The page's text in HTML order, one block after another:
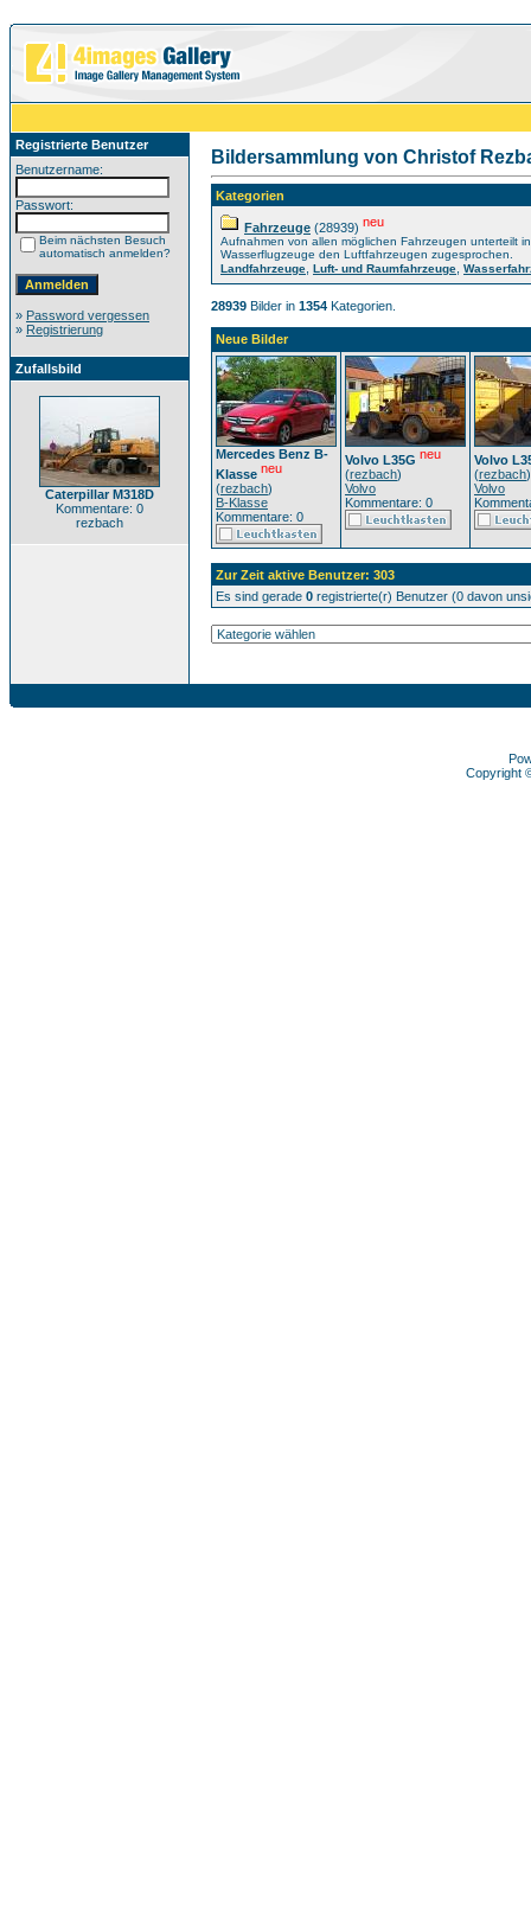
Registrierte Benutzer
Benutzername:
Passwort:
Beim nächsten Besuch
automatisch anmelden?
» Password vergessen
» Registrierung
Zufallsbild
Caterpillar M318D
Kommentare: 0
rezbach
Bildersammlung von Christof
Kategorien
Fahrzeuge (28939) neu
Aufnahmen von allen möglichen Fahrzeugen unterteilt
Wasserflugzeuge den Luftfahrzeugen zugesprochen.
Landfahrzeuge Luft- und Raumfahrzeuge
28939 Bilder in 1354 Kategorien.
Neue Bilder
Mercedes Benz B-
Klasse neu
(rezbach)
B-Klasse
Kommentare: 0
Volvo L35G neu
(rezbach)
Volvo
Kommentare: 0
Volvo
(rezbach)
Volvo
Zur Zeit aktive Benutzer: 303
Es sind gerade 0 registrierte(r) Benutzer (0 davon
Copyright